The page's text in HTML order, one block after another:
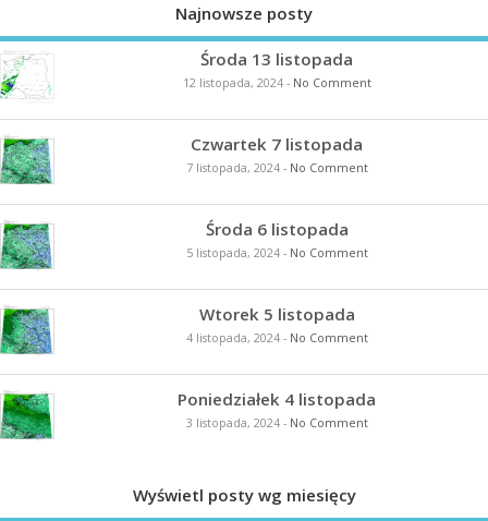
Najnowsze posty
Środa 13 listopada
12 listopada, 2024- No Comment
Czwartek 7 listopada
7 listopada, 2024- No Comment
Środa 6 listopada
5 listopada, 2024- No Comment
Wtorek 5 listopada
4 listopada, 2024- No Comment
Poniedziałek 4 listopada
3 listopada, 2024- No Comment
Wyświetl posty wg miesięcy